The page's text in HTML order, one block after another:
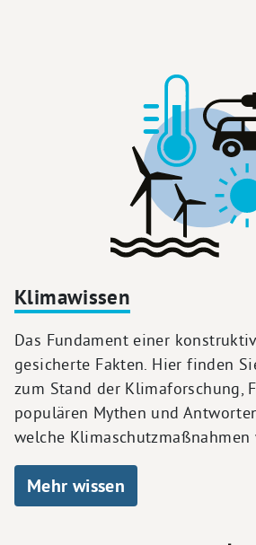
Klimawissen
Das Fundament einer
gesicherte Fakten. Hier finden
zum Stand der Klimaforschung,
populären Mythen und
welche
Mehr wissen